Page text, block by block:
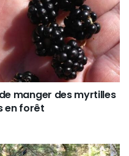
manger des myrtilles
en forêt